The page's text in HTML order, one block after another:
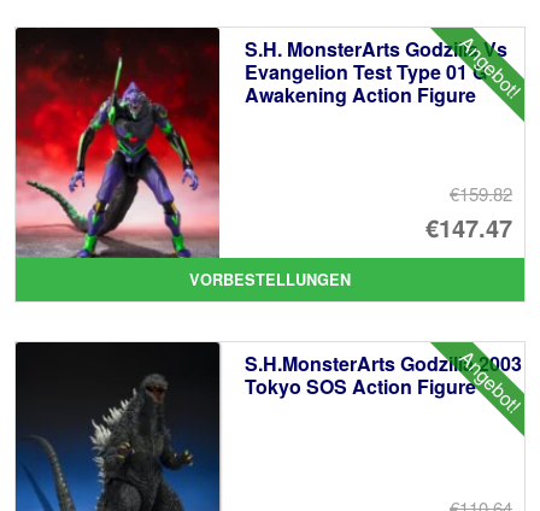
Angebot!
S.H. MonsterArts Godzilla Vs
Evangelion Test Type 01 G
Awakening Action Figure
€159.82
€147.47
VORBESTELLUNGEN
Angebot!
S.H.MonsterArts Godzilla 2003
Tokyo SOS Action Figure